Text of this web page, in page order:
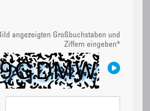
angezeigten Großbuchstaben und
Ziffern eingeben*